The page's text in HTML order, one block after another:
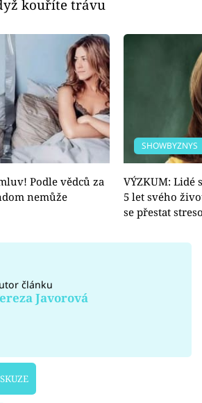
kouříte trávu
Podle vědců za
nemůže
SHOWBYZNYS
VÝZKUM: Lidé
5 let svého
se přestat
článku
Javorová